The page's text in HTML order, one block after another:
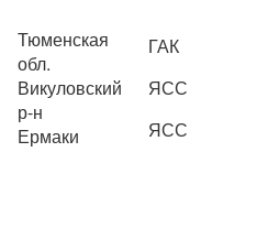
Тюменская
обл.
Викуловский
р-н
Ермаки
ГАК
ЯСС
ЯСС